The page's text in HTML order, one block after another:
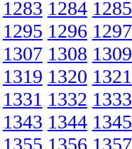
1283 1284 1285
1295 1296 1297
1307 1308 1309
1319 1320 1321
1331 1332 1333
1343 1344 1345
1355 1356 1357